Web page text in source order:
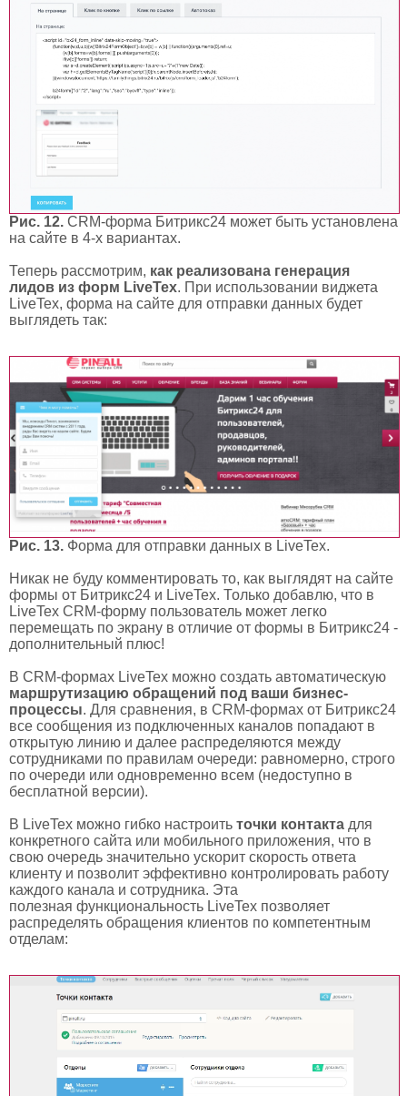
Рис. 12. CRM-форма Битрикс24 может быть установлена
на сайте в 4-х вариантах.
Теперь рассмотрим, как реализована генерация
лидов из форм LiveTex. При использовании виджета
LiveTex, форма на сайте для отправки данных будет
выглядеть так:
Рис. 13. Форма для отправки данных в LiveTex.
Никак не буду комментировать то, как выглядят на сайте
формы от Битрикс24 и LiveTex. Только добавлю, что в
LiveTex CRM-форму пользователь может легко
перемещать по экрану в отличие от формы в Битрикс24 -
дополнительный плюс!
В CRM-формах LiveTex можно создать автоматическую
маршрутизацию обращений под ваши бизнес-
процессы. Для сравнения, в CRM-формах от Битрикс24
все сообщения из подключенных каналов попадают в
открытую линию и далее распределяются между
сотрудниками по правилам очереди: равномерно, строго
по очереди или одновременно всем (недоступно в
бесплатной версии).
В LiveTex можно гибко настроить точки контакта для
конкретного сайта или мобильного приложения, что в
свою очередь значительно ускорит скорость ответа
клиенту и позволит эффективно контролировать работу
каждого канала и сотрудника. Эта
полезная функциональность LiveTex позволяет
распределять обращения клиентов по компетентным
отделам: